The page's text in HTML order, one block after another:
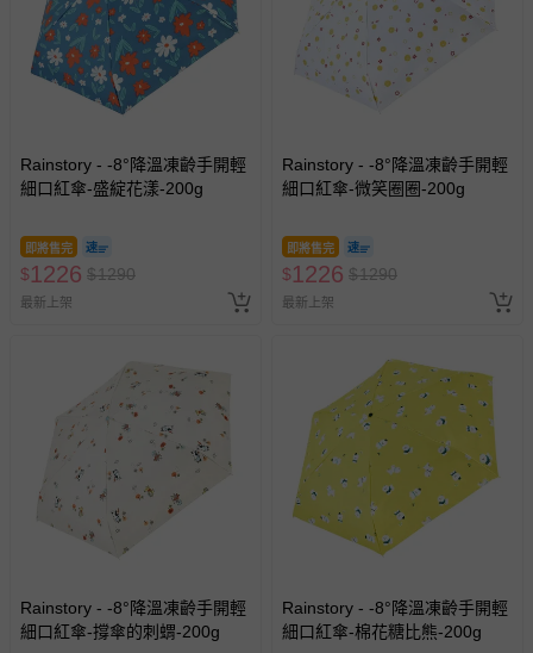
Rainstory - -8°降溫凍齡手開輕
細口紅傘-盛綻花漾-200g
即將售完
$1226 $1290
最新上架
Rainstory - -8°降溫凍齡手開輕
細口紅傘-微笑圈圈-200g
即將售完
$1226 $1290
最新上架
Rainstory - -8°降溫凍齡手開輕
細口紅傘-撐傘的刺蝟-200g
Rainstory - -8°降溫凍齡手開輕
細口紅傘-棉花糖比熊-200g